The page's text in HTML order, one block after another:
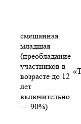
смешанная
младшая
(преобладание
участников в
возрасте до 12
лет
включительно
— 90%)